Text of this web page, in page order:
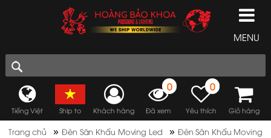
MENU
Tiếng Việt Ship to Khách hàng
0
Đã xem
0
Yêu thích Giỏ hàng
Trang chủ »Đèn Sân Khấu Moving Led » Đèn Sân Khấu Moving